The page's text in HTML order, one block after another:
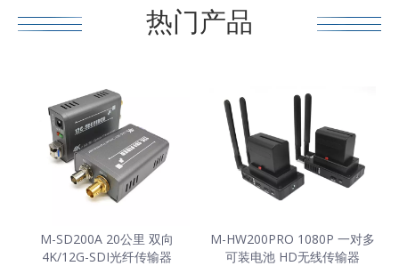
热门产品
M-SD200A 20公里 双向
4K/12G-SDI光纤传输器
M-HW200PRO 1080P 一对多
可装电池 HD无线传输器